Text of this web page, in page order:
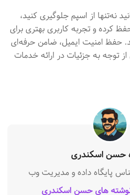
نه‌تنها از اسپم جلوگیری کنید،
کرده و تجربه کاربری بهتری برای
حفظ امنیت ایمیل، ضامن حرفه‌ای
توجه به جزئیات در ارائه خدمات
حسن اسکندری
پایگاه داده و مدیریت وب
های حسن اسکندری